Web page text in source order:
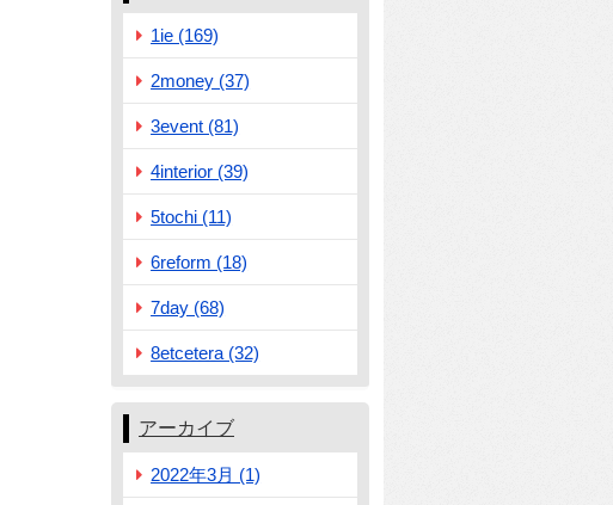
1ie (169)
2money (37)
3event (81)
4interior (39)
5tochi (11)
6reform (18)
7day (68)
8etcetera (32)
アーカイブ
2022年3月 (1)